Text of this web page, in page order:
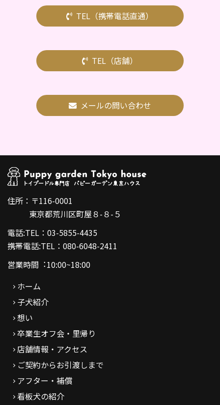
TEL（携帯電話直通）
TEL（店舗）
メールの問い合わせ
住所：〒116-0001
東京都荒川区町屋８-８-５
電話:TEL：03-5855-4435
携帯電話:TEL：080-6048-2411
営業時間︓10:00~18:00
ホーム
子犬紹介
想い
卒業生オフ会・里帰り
店舗情報・アクセス
ご契約からお引渡しまで
アフター・補償
看板犬の紹介